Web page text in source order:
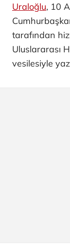
Uraloğlu, 10
tarafından
Uluslararası
vesilesiyle